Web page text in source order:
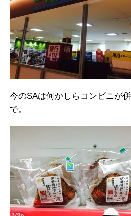
今のSAは何かしらコンビニが
で。